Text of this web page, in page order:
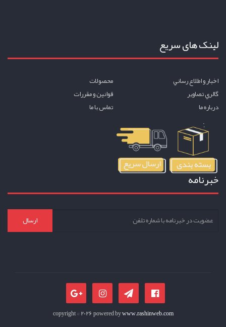
لینک های سریع
اخبار و اطلاع رساني
محصولات
گالري تصاوير
قوانين و مقررات
درباره ما
تماس با ما
خبرنامه
ارسال
copyright © 2026 powered bywww.rashinweb.com